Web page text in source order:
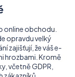
online obchodu.
opravdu velký
zajišťují, že váš e-
hrozbami. Kromě
včetně GDPR,